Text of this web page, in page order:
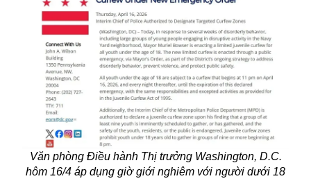
Văn phòng Điều hành Thị trưởng Washington, D.C.
hôm 16/4 áp dụng giờ giới nghiêm với người dưới 18